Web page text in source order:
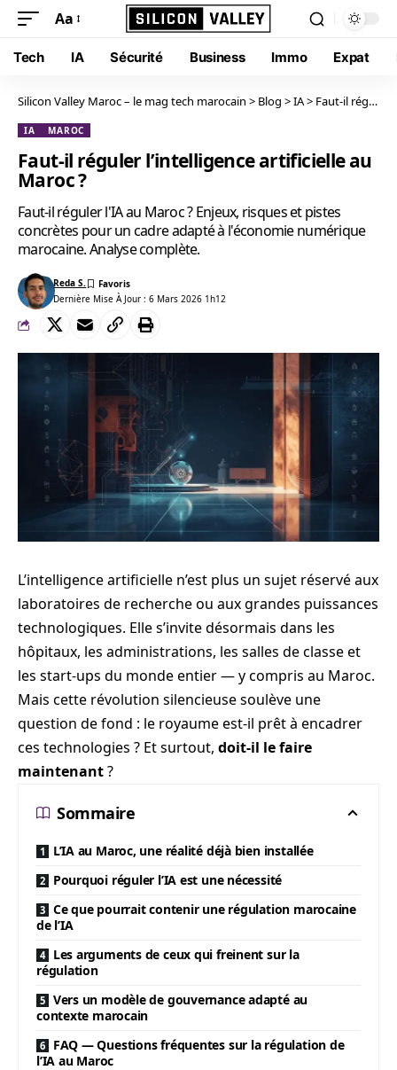
Aa
Tech IA Sécurité Business Immo Expat
Silicon Valley Maroc – le mag tech marocain > Blog >IA> Faut-il réguler l’intelligence artificielle au Maroc ?
IA MAROC
Faut-il réguler l’intelligence artificielle au
Maroc ?
Faut-il réguler l'IA au Maroc ? Enjeux, risques et pistes
concrètes pour un cadre adapté à l'économie numérique
marocaine. Analyse complète.
Dernière Mise À Jour : 6 Mars 2026 1h12
Reda S.
L’intelligence artificielle n’est plus un sujet réservé aux
laboratoires de recherche ou aux grandes puissances
technologiques. Elle s’invite désormais dans les
hôpitaux, les administrations, les salles de classe et
les start-ups du monde entier — y compris au Maroc.
Mais cette révolution silencieuse soulève une
question de fond : le royaume est-il prêt à encadrer
ces technologies ? Et surtout, doit-il le faire
maintenant?
Sommaire
L’IA au Maroc, une réalité déjà bien installée
Pourquoi réguler l’IA est une nécessité
Ce que pourrait contenir une régulation marocaine
de l’IA
Les arguments de ceux qui freinent sur la
régulation
Vers un modèle de gouvernance adapté au
contexte marocain
FAQ — Questions fréquentes sur la régulation de
l’IA au Maroc